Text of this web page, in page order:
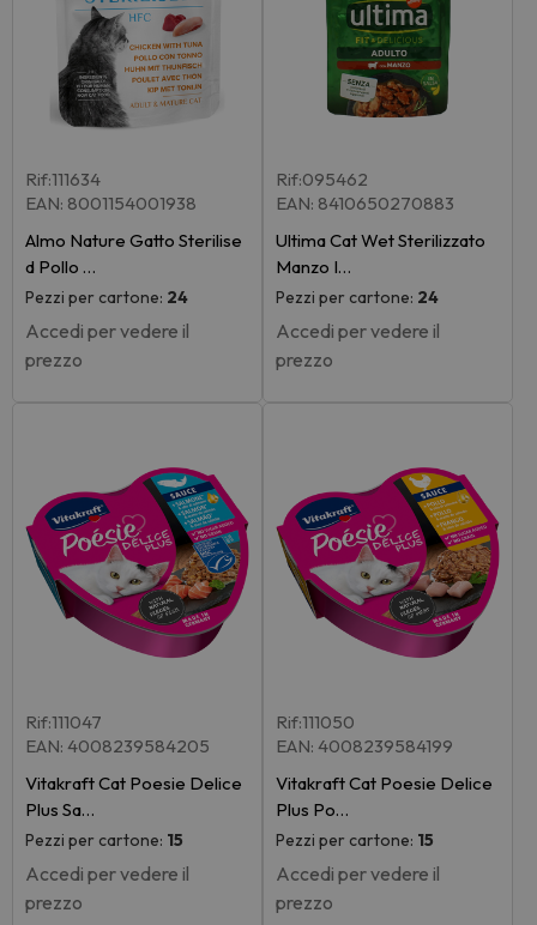
Rif:111634
EAN: 8001154001938
Almo Nature Gatto Sterilise
d Pollo …
Pezzi per cartone: 24
Accedi per vedere il
prezzo
Rif:095462
EAN: 8410650270883
Ultima Cat Wet Sterilizzato
Manzo I…
Pezzi per cartone: 24
Accedi per vedere il
prezzo
Rif:111047
EAN: 4008239584205
Vitakraft Cat Poesie Delice
Plus Sa…
Pezzi per cartone: 15
Accedi per vedere il
prezzo
Rif:111050
EAN: 4008239584199
Vitakraft Cat Poesie Delice
Plus Po…
Pezzi per cartone: 15
Accedi per vedere il
prezzo